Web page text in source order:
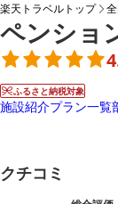
楽天トラベルトップ
ペンショ
ふるさと納税対象
施設紹介プラン一覧
クチコミ